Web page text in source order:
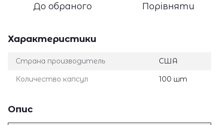
До обраного Порівняти
Характеристики
Страна производитель США
Количество капсул 100 шт
Опис